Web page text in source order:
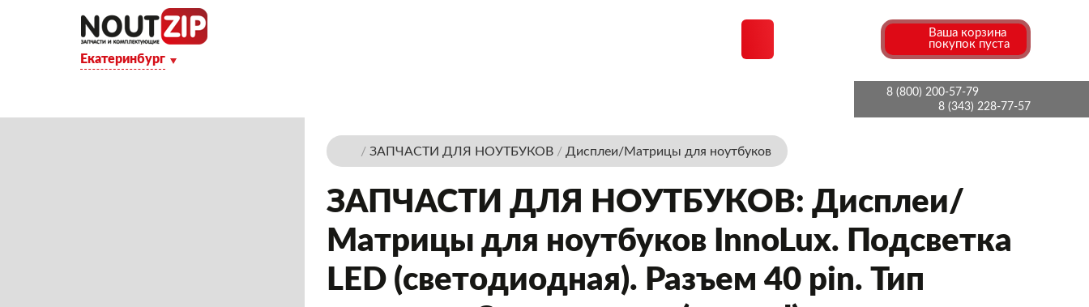
Екатеринбург
Ваша корзина
покупок пуста
8 (800) 200-57-79
8 (343) 228-77-57
/ЗАПЧАСТИ ДЛЯ НОУТБУКОВ / Дисплеи/Матрицы для ноутбуков
ЗАПЧАСТИ ДЛЯ НОУТБУКОВ: Дисплеи/
Матрицы для ноутбуков InnoLux. Подсветка
LED (светодиодная). Разъем 40 pin. Тип